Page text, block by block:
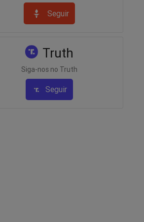
Seguir
Truth
Siga-nos no Truth
Seguir